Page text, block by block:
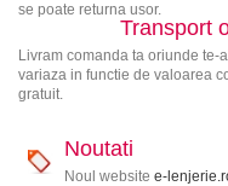
se poate returna usor.
Transport
Livram comanda ta oriunde te-
variaza in functie de valoarea
gratuit.
Noutati
Noul website e-